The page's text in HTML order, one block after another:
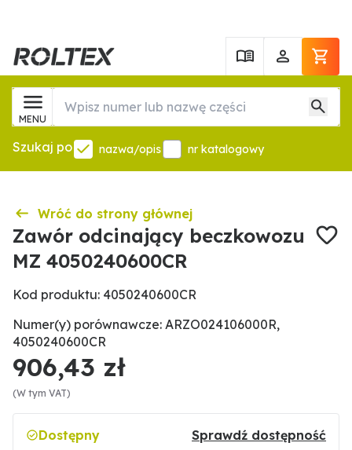
MENU
Szukaj po nazwa/opis nr katalogowy
Wróć do strony głównej
Zawór odcinający beczkowozu
MZ 4050240600CR
Kod produktu: 4050240600CR
Numer(y) porównawcze: ARZO024106000R,
4050240600CR
906,43 zł
(W tym VAT)
Dostępny Sprawdź dostępność